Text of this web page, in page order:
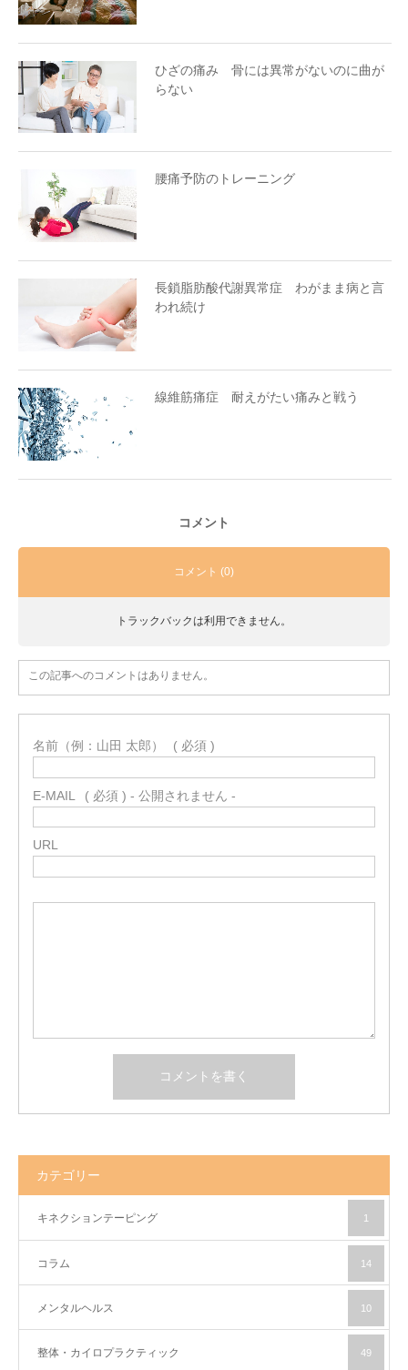
ひざの痛み 骨には異常がないのに曲が
らない
腰痛予防のトレーニング
長鎖脂肪酸代謝異常症 わがまま病と言
われ続け
線維筋痛症 耐えがたい痛みと戦う
コメント
コメント (0)
トラックバックは利用できません。
この記事へのコメントはありません。
名前（例：山田 太郎） ( 必須 )
E-MAIL ( 必須 ) - 公開されません -
URL
カテゴリー
キネクションテーピング 1
コラム 14
メンタルヘルス 10
整体・カイロプラクティック 49